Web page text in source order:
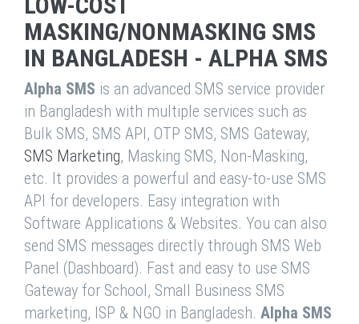
MASKING/NONMASKING SMS
IN BANGLADESH - ALPHA SMS
Alpha SMS is an advanced SMS service provider
in Bangladesh with multiple services such as
Bulk SMS, SMS API, OTP SMS, SMS Gateway,
SMS Marketing, Masking SMS, Non-Masking,
etc. It provides a powerful and easy-to-use SMS
API for developers. Easy integration with
Software Applications & Websites. You can also
send SMS messages directly through SMS Web
Panel (Dashboard). Fast and easy to use SMS
Gateway for School, Small Business SMS
marketing, ISP & NGO in Bangladesh. Alpha SMS